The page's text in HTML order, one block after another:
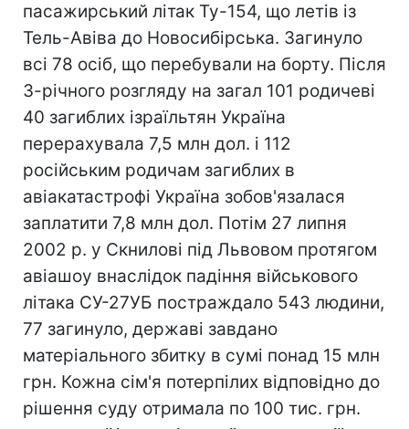
пасажирський літак Ту-154, що летів із
Тель-Авіва до Новосибірська. Загинуло
всі 78 осіб, що перебували на борту. Після
3-річного розгляду на загал 101 родичеві
40 загиблих ізраїльтян Україна
перерахувала 7,5 млн дол. і 112
російським родичам загиблих в
авіакатастрофі Україна зобов'язалася
заплатити 7,8 млн дол. Потім 27 липня
2002 р. у Скнилові під Львовом протягом
авіашоу внаслідок падіння військового
літака СУ-27УБ постраждало 543 людини,
77 загинуло, державі завдано
матеріального збитку в сумі понад 15 млн
грн. Кожна сім'я потерпілих відповідно до
рішення суду отримала по 100 тис. грн.